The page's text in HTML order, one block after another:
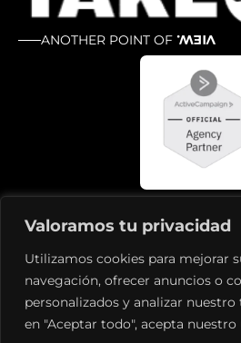
Valoramos tu privacidad
Utilizamos cookies para mejorar
navegación, ofrecer anuncios o
personalizados y analizar
en "Aceptar todo", acepta nuestro
ANOTHER POINT OF VIEW.
Política de privacidad Aviso